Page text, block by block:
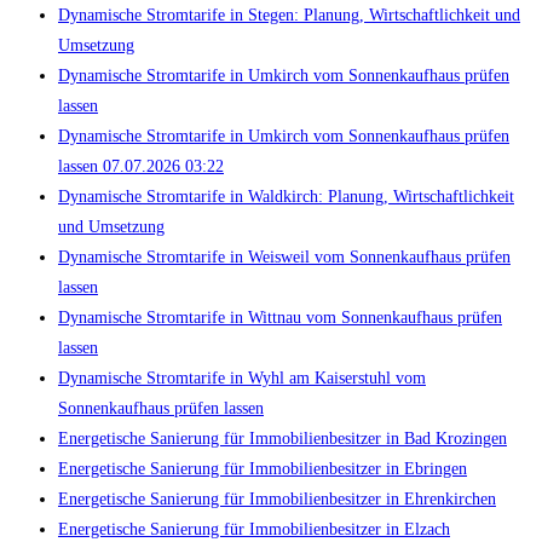
Dynamische Stromtarife in Stegen: Planung, Wirtschaftlichkeit und
Umsetzung
Dynamische Stromtarife in Umkirch vom Sonnenkaufhaus prüfen
lassen
Dynamische Stromtarife in Umkirch vom Sonnenkaufhaus prüfen
lassen 07.07.2026 03:22
Dynamische Stromtarife in Waldkirch: Planung, Wirtschaftlichkeit
und Umsetzung
Dynamische Stromtarife in Weisweil vom Sonnenkaufhaus prüfen
lassen
Dynamische Stromtarife in Wittnau vom Sonnenkaufhaus prüfen
lassen
Dynamische Stromtarife in Wyhl am Kaiserstuhl vom
Sonnenkaufhaus prüfen lassen
Energetische Sanierung für Immobilienbesitzer in Bad Krozingen
Energetische Sanierung für Immobilienbesitzer in Ebringen
Energetische Sanierung für Immobilienbesitzer in Ehrenkirchen
Energetische Sanierung für Immobilienbesitzer in Elzach